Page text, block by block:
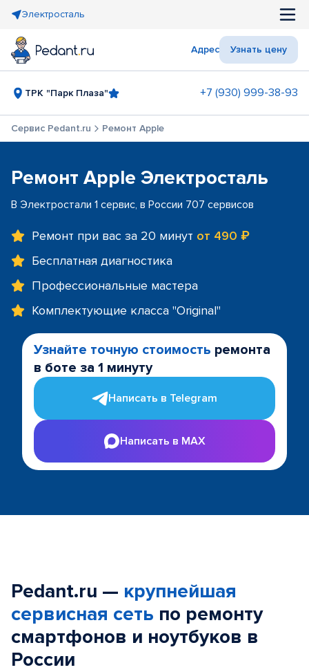
Электросталь
Адрес Узнать цену
ТРК "Парк Плаза" +7 (930) 999-38-93
Сервис Pedant.ru Ремонт Apple
Ремонт Apple Электросталь
В Электростали 1 сервис, в России 707 сервисов
Ремонт при вас за 20 минут от 490 ₽
Бесплатная диагностика
Профессиональные мастера
Комплектующие класса "Original"
Узнайте точную стоимость ремонта
в боте за 1 минуту
Написать в Telegram
Написать в MAX
Pedant.ru — крупнейшая
сервисная сеть по ремонту
смартфонов и ноутбуков в
России